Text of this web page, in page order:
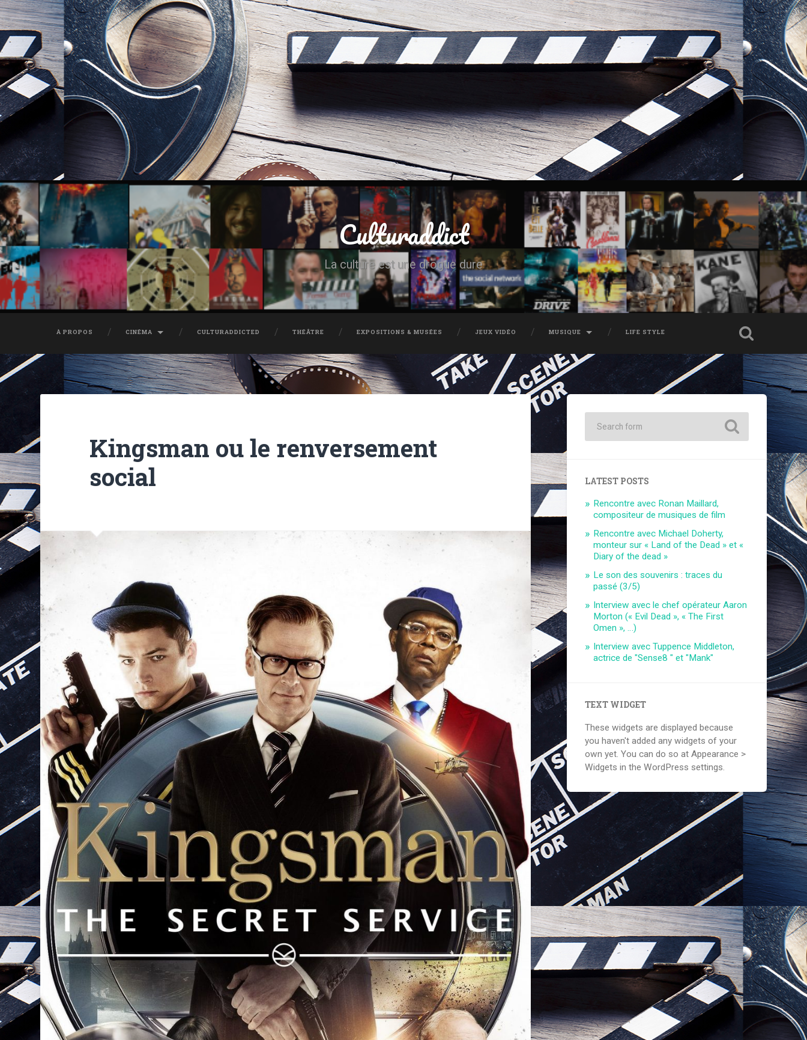
Culturaddict
La culture est une drogue dure
À PROPOS CINÉMA CULTURADDICTED THÉÂTRE EXPOSITIONS & MUSÉES JEUX VIDÉO MUSIQUE LIFE STYLE
Kingsman ou le renversement
social
LATEST POSTS
Rencontre avec Ronan Maillard,
compositeur de musiques de film
Rencontre avec Michael Doherty,
monteur sur « Land of the Dead » et «
Diary of the dead »
Le son des souvenirs : traces du
passé (3/5)
Interview avec le chef opérateur Aaron
Morton (« Evil Dead », « The First
Omen », …)
Interview avec Tuppence Middleton,
actrice de "Sense8 " et "Mank"
TEXT WIDGET
These widgets are displayed because
you haven't added any widgets of your
own yet. You can do so at Appearance >
Widgets in the WordPress settings.